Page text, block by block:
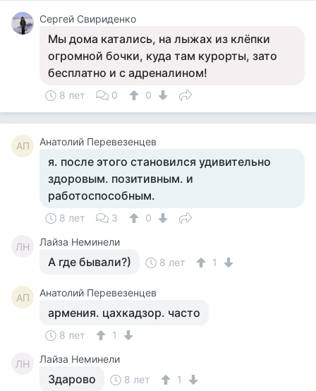
Cергей Свириденко
Мы дома катались, на лыжах из клёпки
огромной бочки, куда там курорты, зато
бесплатно и с адреналином!
8 лет 0 0
АП Анатолий Перевезенцев
я. после этого становился удивительно
здоровым. позитивным. и
работоспособным.
8 лет 3 0
ЛН Лайза Неминели
А где бывали?) 8 лет 1
АП Анатолий Перевезенцев
армения. цахкадзор. часто
8 лет 1
ЛН Лайза Неминели
Здарово 8 лет 1